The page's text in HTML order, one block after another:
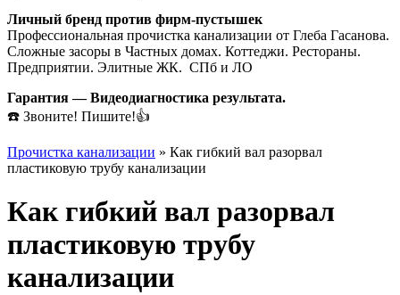
Личный бренд против фирм-пустышек
Профессиональная прочистка канализации от Глеба Гасанова.
Сложные засоры в Частных домах. Коттеджи. Рестораны.
Предприятии. Элитные ЖК. СПб и ЛО
Гарантия — Видеодиагностика результата.
☎️ Звоните! Пишите!👍
Прочистка канализации » Как гибкий вал разорвал
пластиковую трубу канализации
Как гибкий вал разорвал
пластиковую трубу
канализации